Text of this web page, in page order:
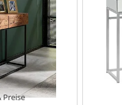
Preise